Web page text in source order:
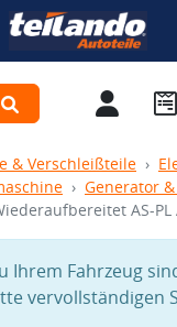
& Verschleißteile
Generator
AS-PL
Ihrem Fahrzeug
vervollständigen